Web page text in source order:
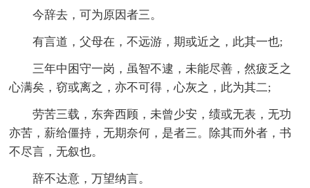
今辞去，可为原因者三。
有言道，父母在，不远游，期或近之，此其一也;
三年中困守一岗，虽智不逮，未能尽善，然疲乏之
心满矣，窃或离之，亦不可得，心灰之，此为其二;
劳苦三载，东奔西顾，未曾少安，绩或无表，无功
亦苦，薪给僵持，无期奈何，是者三。除其而外者，书
不尽言，无叙也。
辞不达意，万望纳言。